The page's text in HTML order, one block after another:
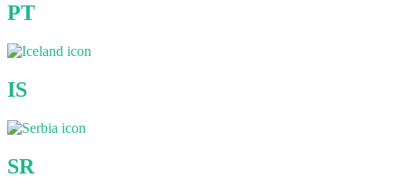
PT
IS
SR